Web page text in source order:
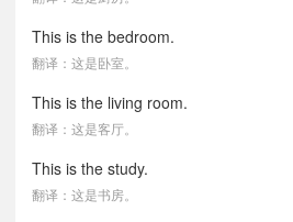
This is the bedroom.
翻译：这是卧室。
This is the living room.
翻译：这是客厅。
This is the study.
翻译：这是书房。